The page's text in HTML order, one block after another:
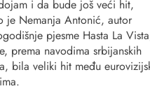
i da bude još veći hit,
je Nemanja Antonić, autor
pjesme Hasta La
prema navodima srbijanskih
bila veliki hit među